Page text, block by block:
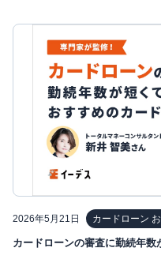
2026年5月21日 カードローン
カードローンの審査に勤続年